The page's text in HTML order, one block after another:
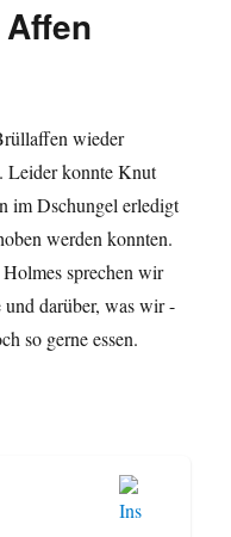
wieder
Leider konnte Knut
im Dschungel erledigt
werden konnten.
sprechen wir
und darüber, was wir -
so gerne essen.